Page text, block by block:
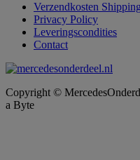
Verzendkosten
Privacy Policy
Leveringscondities
Contact
Copyright ©
a Byte